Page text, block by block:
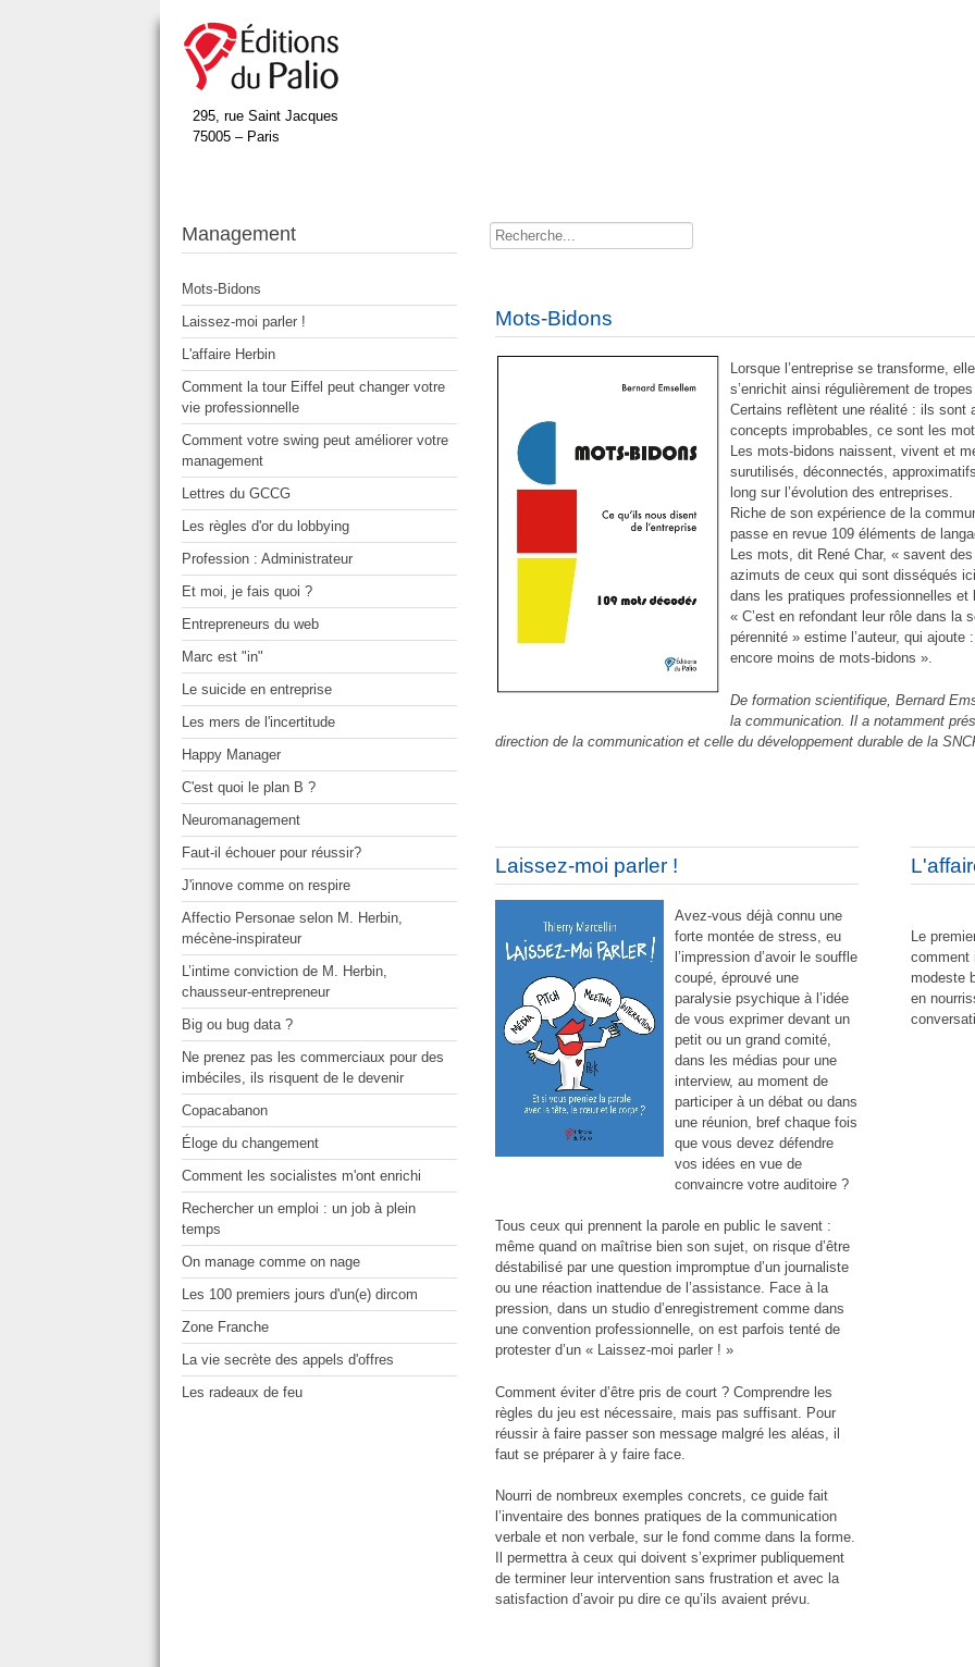
295, rue Saint Jacques
75005 – Paris
Ne prenez pas les
Pour
Management
Mots-Bidons
Laissez-moi parler !
L'affaire Herbin
Comment la tour Eiffel peut changer votre
vie professionnelle
Comment votre swing peut améliorer votre
management
Lettres du GCCG
Les règles d'or du lobbying
Profession : Administrateur
Et moi, je fais quoi ?
Entrepreneurs du web
Marc est "in"
Le suicide en entreprise
Les mers de l'incertitude
Happy Manager
C'est quoi le plan B ?
Neuromanagement
Faut-il échouer pour réussir?
J'innove comme on respire
Affectio Personae selon M. Herbin,
mécène-inspirateur
L’intime conviction de M. Herbin,
chausseur-entrepreneur
Big ou bug data ?
Ne prenez pas les commerciaux pour des
imbéciles, ils risquent de le devenir
Copacabanon
Éloge du changement
Comment les socialistes m'ont enrichi
Rechercher un emploi : un job à plein
temps
On manage comme on nage
Les 100 premiers jours d'un(e) dircom
Zone Franche
La vie secrète des appels d'offres
Les radeaux de feu
Rechercher
Mots-Bidons
Lorsque l’entreprise se transforme,
s’enrichit ainsi régulièrement de
Certains reflètent une réalité : ils sont
concepts improbables, ce sont les
Les mots-bidons naissent, vivent et
surutilisés, déconnectés,
long sur l’évolution des entreprises.
Riche de son expérience de la
passe en revue 109 éléments de
Les mots, dit René Char, « savent
azimuts de ceux qui sont disséqués
dans les pratiques professionnelles
« C’est en refondant leur rôle dans la
pérennité » estime l’auteur, qui
encore moins de mots-bidons ».
De formation scientifique, Bernard
la communication. Il a notamment
direction de la communication et celle du développement durable de la
Laissez-moi parler !
Avez-vous déjà connu une
forte montée de stress, eu
l’impression d’avoir le souffle
coupé, éprouvé une
paralysie psychique à l’idée
de vous exprimer devant un
petit ou un grand comité,
dans les médias pour une
interview, au moment de
participer à un débat ou dans
une réunion, bref chaque fois
que vous devez défendre
vos idées en vue de
convaincre votre auditoire ?
Tous ceux qui prennent la parole en public le savent :
même quand on maîtrise bien son sujet, on risque d’être
déstabilisé par une question impromptue d’un journaliste
ou une réaction inattendue de l’assistance. Face à la
pression, dans un studio d’enregistrement comme dans
une convention professionnelle, on est parfois tenté de
protester d’un « Laissez-moi parler ! »
Comment éviter d’être pris de court ? Comprendre les
règles du jeu est nécessaire, mais pas suffisant. Pour
réussir à faire passer son message malgré les aléas, il
faut se préparer à y faire face.
Nourri de nombreux exemples concrets, ce guide fait
l’inventaire des bonnes pratiques de la communication
verbale et non verbale, sur le fond comme dans la forme.
Il permettra à ceux qui doivent s’exprimer publiquement
de terminer leur intervention sans frustration et avec la
satisfaction d’avoir pu dire ce qu’ils avaient prévu.
Le
comment
modeste
en